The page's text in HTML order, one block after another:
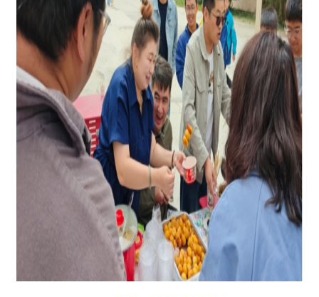
明理念。同学们通过自主交易、自主售卖的亲身实
践，真切体悟劳动价值、懂得劳动可贵。一旁的文
创展示区内，一件件作品巧妙融入 “ 同心共筑中国
梦”“各民族互帮互助”等暖心元素。各民族学生通力
协作、携手布展、轮流值守，在交流配合中凝聚情
谊、彰显民族团结风采，让整场活动既有烟火温
情，更有文明底色。